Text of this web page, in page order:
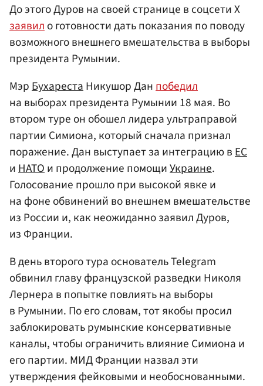
До этого Дуров на своей странице в соцсети X
заявило готовности дать показания по поводу
возможного внешнего вмешательства в выборы
президента Румынии.
МэрБухарестаНикушор Данпобедил
на выборах президента Румынии 18 мая. Во
втором туре он обошел лидера ультраправой
партии Симиона, который сначала признал
поражение. Дан выступает за интеграцию вЕС
иНАТОи продолжение помощиУкраине.
Голосование прошло при высокой явке и
на фоне обвинений во внешнем вмешательстве
из России и, как неожиданно заявил Дуров,
из Франции.
В день второго тура основатель Telegram
обвинил главу французской разведки Николя
Лернера в попытке повлиять на выборы
в Румынии. По его словам, тот якобы просил
заблокировать румынские консервативные
каналы, чтобы ограничить влияние Симиона и
его партии. МИД Франции назвал эти
утверждения фейковыми и необоснованными.